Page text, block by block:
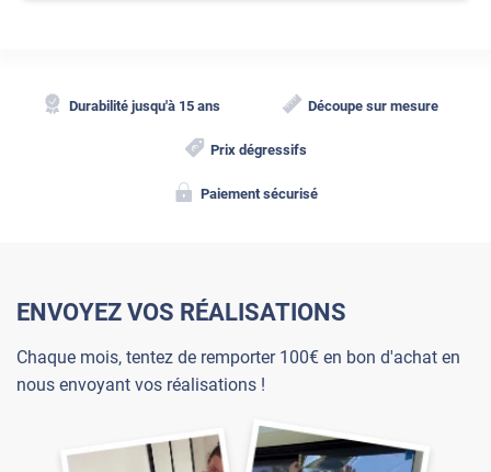
Durabilité jusqu'à 15 ans Découpe sur mesure
Prix dégressifs
Paiement sécurisé
ENVOYEZ VOS RÉALISATIONS
Chaque mois, tentez de remporter 100€ en bon d'achat en
nous envoyant vos réalisations !